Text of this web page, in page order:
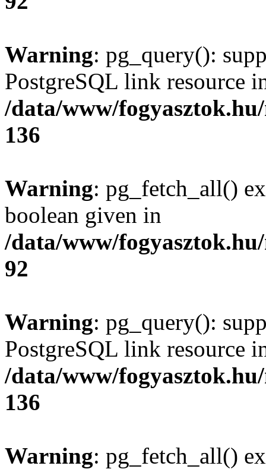
Warning: pg_query():
PostgreSQL link resource
/data/www/
136
Warning: pg_fetch_all()
boolean given in
/data/www/
92
Warning: pg_query():
PostgreSQL link resource
/data/www/
136
Warning: pg_fetch_all()